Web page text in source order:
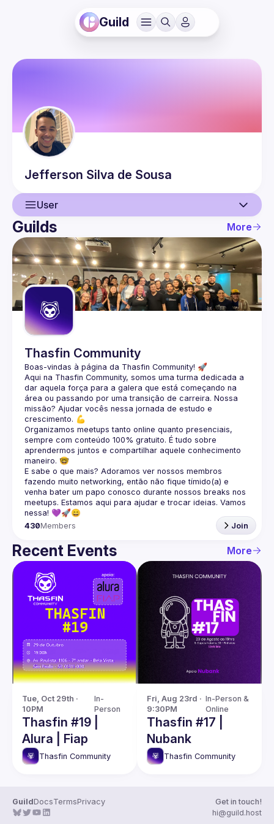
Guild
Jefferson Silva de Sousa
User
User
Events
Guilds
Guilds More
Thasfin Community
Boas-vindas à página da Thasfin Community! 🚀
Aqui na Thasfin Community, somos uma turma dedicada a
dar aquela força para a galera que está começando na
área ou passando por uma transição de carreira. Nossa
missão? Ajudar vocês nessa jornada de estudo e
crescimento. 💪
Organizamos meetups tanto online quanto presenciais,
sempre com conteúdo 100% gratuito. É tudo sobre
aprendermos juntos e compartilhar aquele conhecimento
maneiro. 🤓
E sabe o que mais? Adoramos ver nossos membros
fazendo muito networking, então não fique tímido(a) e
venha bater um papo conosco durante nossos breaks nos
meetups. Estamos aqui para ajudar e trocar ideias. Vamos
nessa! 💜🚀😄
430Members Join
Recent Events More
Tue, Oct 29th ·
10PM
In-
Person
Thasfin #19 |
Alura | Fiap
Thasfin Community
Fri, Aug 23rd ·
9:30PM
In-Person &
Online
Thasfin #17 |
Nubank
Thasfin Community
GuildDocsTermsPrivacy
Get in touch!
hi@guild.host